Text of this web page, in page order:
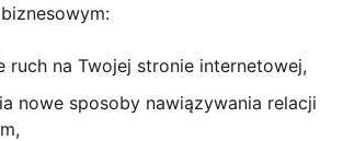
ruch na Twojej stronie internetowej,
nowe sposoby nawiązywania relacji